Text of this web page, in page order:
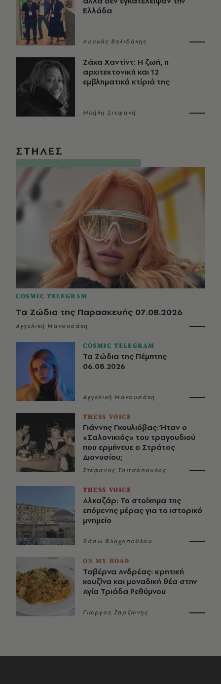
Ελλάδα
Λουκάς Βελιδάκης
Ζάχα Χαντίντ: Η ζωή, η
αρχιτεκτονική και 12
εμβληματικά κτίριά της
Μπήλη Στεφανή
ΣΤΗΛΕΣ
COSMIC TELEGRAM
Τα Ζώδια της Παρασκευής 07.08.2026
Αγγελική Μανουσάκη
COSMIC TELEGRAM
Τα Ζώδια της Πέμπτης
06.08.2026
Αγγελική Μανουσάκη
THESS VOICE
Γιάννης Γκουλιόβας: Ήταν ο
«Σαλονικιός» του τραγουδιού
που ερμήνευε ο Στράτος
Διονυσίου;
Στέφανος Τσιτσόπουλος
THESS VOICE
Αλκαζάρ: Το στοίχημα της
επόμενης μέρας για το ιστορικό
μνημείο
Βάσω Βλαχοπούλου
ON MY ROAD
Ταβέρνα Ανδρέας: κρητική
κουζίνα και μοναδική θέα στην
Αγία Τριάδα Ρεθύμνου
Γιώργος Ζαρζώνης